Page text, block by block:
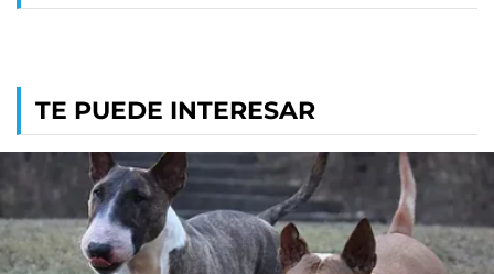
TE PUEDE INTERESAR